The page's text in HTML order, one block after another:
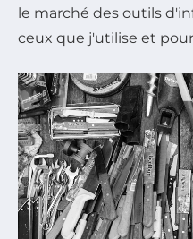
le marché des outils
ceux que j'utilise et